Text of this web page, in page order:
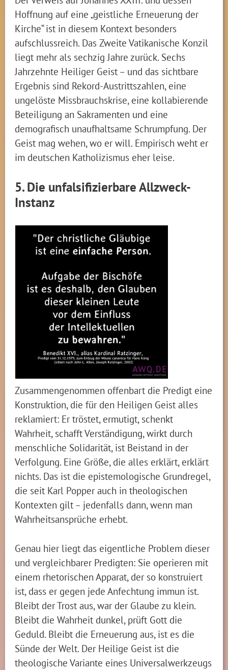
Hoffnung auf eine „geistliche Erneuerung der
Kirche“ ist in diesem Kontext besonders
aufschlussreich. Das Zweite Vatikanische Konzil
liegt mehr als sechzig Jahre zurück. Sechs
Jahrzehnte Heiliger Geist – und das sichtbare
Ergebnis sind Rekord-Austrittszahlen, eine
ungelöste Missbrauchskrise, eine kollabierende
Beteiligung an Sakramenten und eine
demografisch unaufhaltsame Schrumpfung. Der
Geist mag wehen, wo er will. Empirisch weht er
im deutschen Katholizismus eher leise.
5. Die unfalsifizierbare Allzweck-
Instanz
Zusammengenommen offenbart die Predigt eine
Konstruktion, die für den Heiligen Geist alles
reklamiert: Er tröstet, ermutigt, schenkt
Wahrheit, schafft Verständigung, wirkt durch
menschliche Solidarität, ist Beistand in der
Verfolgung. Eine Größe, die alles erklärt, erklärt
nichts. Das ist die epistemologische Grundregel,
die seit Karl Popper auch in theologischen
Kontexten gilt – jedenfalls dann, wenn man
Wahrheitsansprüche erhebt.
Genau hier liegt das eigentliche Problem dieser
und vergleichbarer Predigten: Sie operieren mit
einem rhetorischen Apparat, der so konstruiert
ist, dass er gegen jede Anfechtung immun ist.
Bleibt der Trost aus, war der Glaube zu klein.
Bleibt die Wahrheit dunkel, prüft Gott die
Geduld. Bleibt die Erneuerung aus, ist es die
Sünde der Welt. Der Heilige Geist ist die
theologische Variante eines Universalwerkzeugs